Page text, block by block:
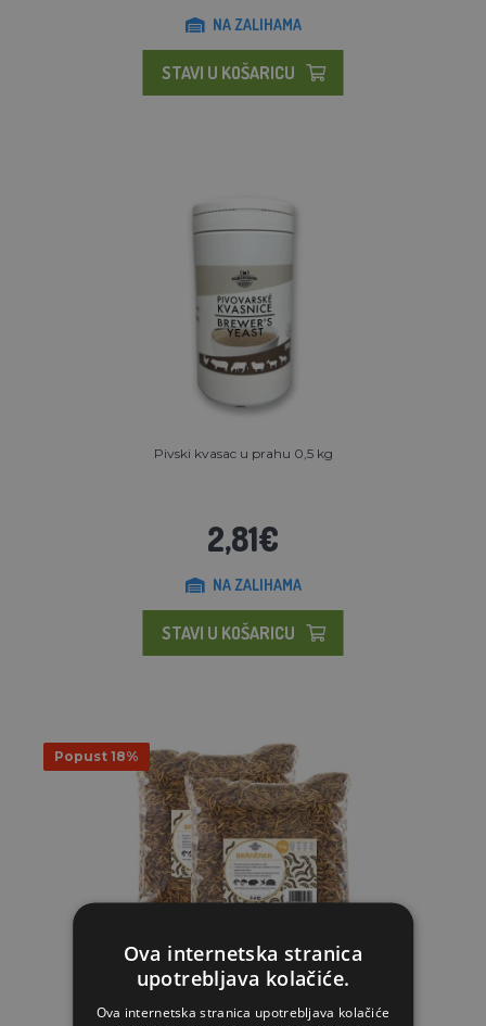
NA ZALIHAMA
STAVI U KOŠARICU
Pivski kvasac u prahu 0,5 kg
2,81€
NA ZALIHAMA
STAVI U KOŠARICU
Popust 18%
Ličinke muhe Stratiomys 10 kg
Ova internetska stranica
upotrebljava kolačiće.
Ova internetska stranica upotrebljava kolačiće